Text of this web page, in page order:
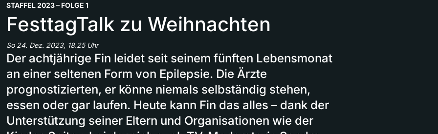
STAFFEL 2023 – FOLGE 1
FesttagTalk zu Weihnachten
So 24. Dez. 2023, 18.25 Uhr
Der achtjährige Fin leidet seit seinem fünften Lebensmonat
an einer seltenen Form von Epilepsie. Die Ärzte
prognostizierten, er könne niemals selbständig stehen,
essen oder gar laufen. Heute kann Fin das alles – dank der
Unterstützung seiner Eltern und Organisationen wie der